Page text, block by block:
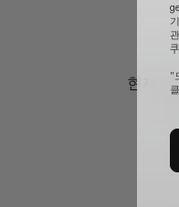
현재
"